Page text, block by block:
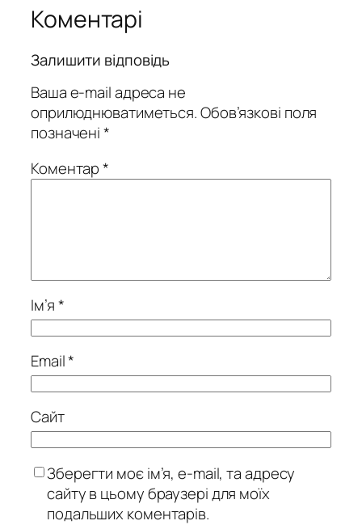
Коментарі
Залишити відповідь
Ваша e-mail адреса не
оприлюднюватиметься.Обов’язкові поля
позначені*
Коментар*
Ім’я*
Email*
Сайт
Зберегти моє ім’я, e-mail, та адресу
сайту в цьому браузері для моїх
подальших коментарів.